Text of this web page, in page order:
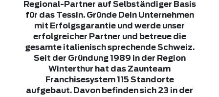
Regional-Partner auf Selbständiger Basis
für das Tessin. Gründe Dein Unternehmen
mit Erfolgsgarantie und werde unser
erfolgreicher Partner und betreue die
gesamte italienisch sprechende Schweiz.
Seit der Gründung 1989 in der Region
Winterthur hat das Zaunteam
Franchisesystem 115 Standorte
aufgebaut. Davon befinden sich 23 in der